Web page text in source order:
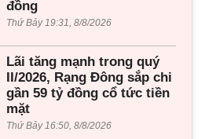
đồng
Thứ Bảy 19:31, 8/8/2026
Lãi tăng mạnh trong quý
II/2026, Rạng Đông sắp chi
gần 59 tỷ đồng cổ tức tiền
mặt
Thứ Bảy 16:50, 8/8/2026